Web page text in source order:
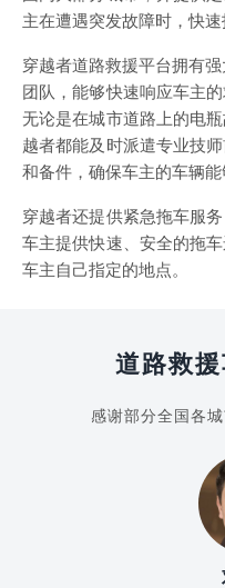
主在遭遇突发故障时，快速
穿越者道路救援平台拥有
团队，能够快速响应车主
无论是在城市道路上的电
越者都能及时派遣专业技
和备件，确保车主的车辆能
穿越者还提供紧急拖车服
车主提供快速、安全的拖
车主自己指定的地点。
道路救
感谢部分全国各